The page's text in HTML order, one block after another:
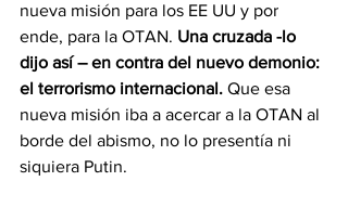
nueva misión para los EE UU y por
ende, para la OTAN. Una cruzada -lo
dijo así – en contra del nuevo demonio:
el terrorismo internacional. Que esa
nueva misión iba a acercar a la OTAN al
borde del abismo, no lo presentía ni
siquiera Putin.